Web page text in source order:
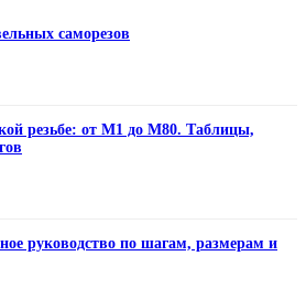
саморезов
резьбе: от М1 до М80. Таблицы,
руководство по шагам, размерам и